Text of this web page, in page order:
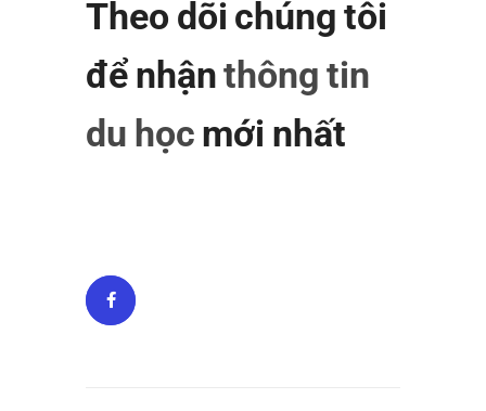
Theo dõi chúng tôi
để nhậnthông tin
du học mới nhất